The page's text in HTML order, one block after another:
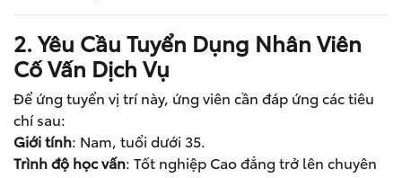
2. Yêu Cầu Tuyển Dụng Nhân Viên
Cố Vấn Dịch Vụ
Để ứng tuyển vị trí này, ứng viên cần đáp ứng các tiêu
chí sau:
Giới tính: Nam, tuổi dưới 35.
Trình độ học vấn: Tốt nghiệp Cao đẳng trở lên chuyên